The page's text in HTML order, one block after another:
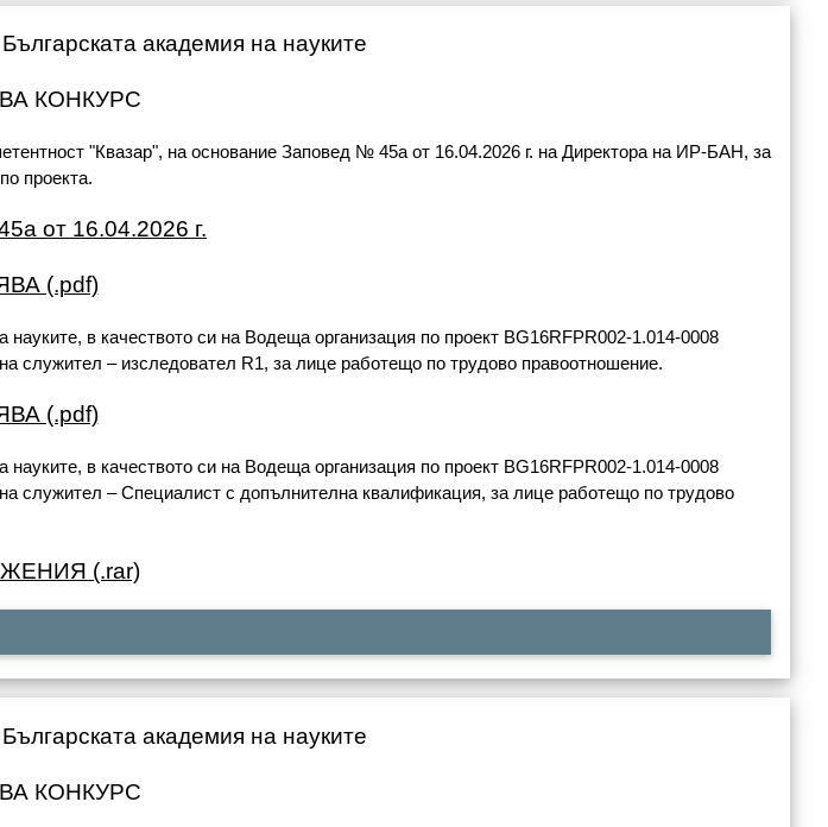
академия на науките
КОНКУРС
"Квазар", на основание Заповед № 45а от 16.04.2026 г. на Директора на ИР-БАН, за
проекта.
от 16.04.2026 г.
(.pdf)
в качеството си на Водеща организация по проект BG16RFPR002-1.014-0008
служител – изследовател R1, за лице работещо по трудово правоотношение.
(.pdf)
в качеството си на Водеща организация по проект BG16RFPR002-1.014-0008
служител – Специалист с допълнителна квалификация, за лице работещо по трудово
(.rar)
академия на науките
КОНКУРС